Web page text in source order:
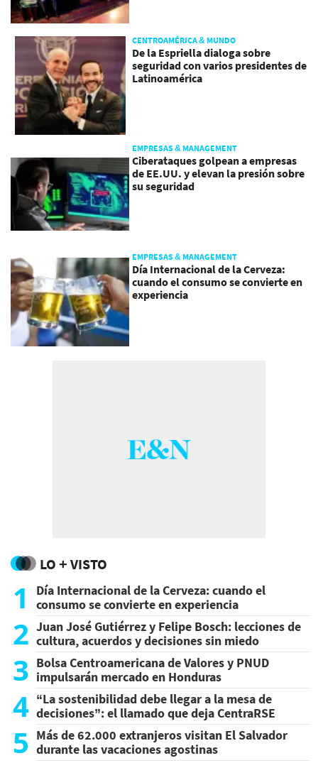
CENTROAMÉRICA & MUNDO
De la Espriella dialoga sobre
seguridad con varios presidentes de
Latinoamérica
EMPRESAS & MANAGEMENT
Ciberataques golpean a empresas
de EE.UU. y elevan la presión sobre
su seguridad
EMPRESAS & MANAGEMENT
Día Internacional de la Cerveza:
cuando el consumo se convierte en
experiencia
LO + VISTO
1
Día Internacional de la Cerveza: cuando el
consumo se convierte en experiencia
2 Juan José Gutiérrez y Felipe Bosch: lecciones de
cultura, acuerdos y decisiones sin miedo
3 Bolsa Centroamericana de Valores y PNUD
impulsarán mercado en Honduras
4 “La sostenibilidad debe llegar a la mesa de
decisiones”: el llamado que deja CentraRSE
5 Más de 62.000 extranjeros visitan El Salvador
durante las vacaciones agostinas